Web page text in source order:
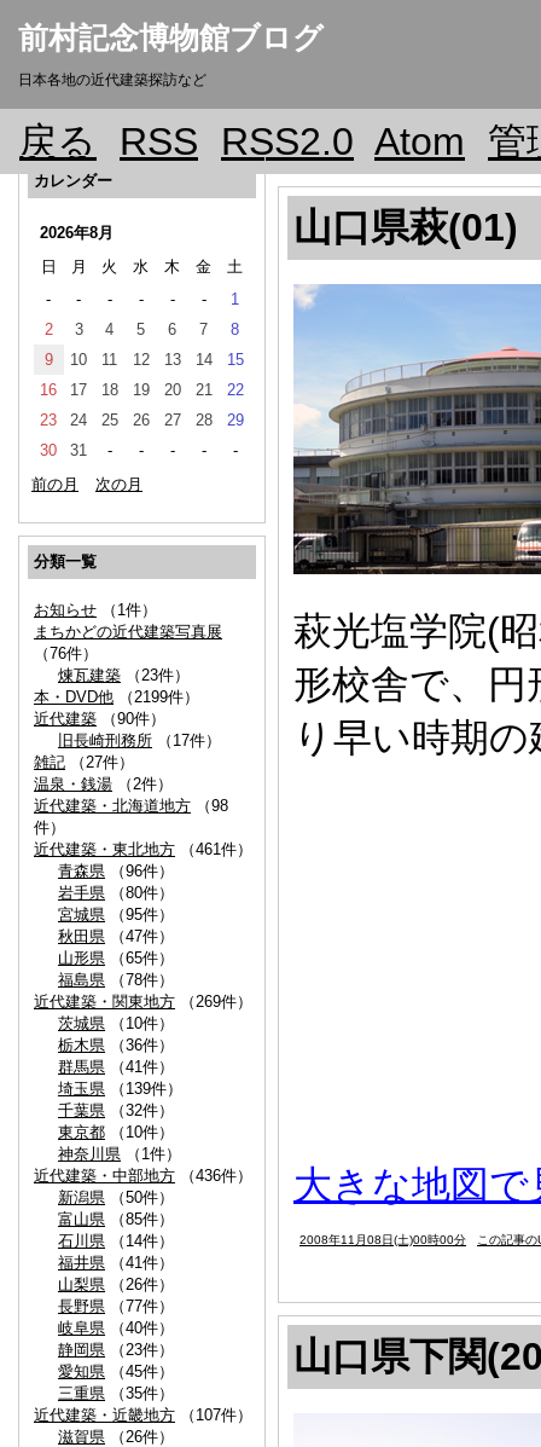
前村記念博物館ブログ
日本各地の近代建築探訪など
戻る RSS RSS2.0 Atom 管
カレンダー
2026年8月
日
月 火 水 木 金
土
-
- - - - -
1
2
3 4 5 6 7
8
9
10 11 12 13 14
15
16
17 18 19 20 21
22
23
24 25 26 27 28
29
30
31 - - - -
-
前の月
次の月
分類一覧
お知らせ （1件）
まちかどの近代建築写真展
（76件）
煉瓦建築 （23件）
本・DVD他 （2199件）
近代建築 （90件）
旧長崎刑務所 （17件）
雑記 （27件）
温泉・銭湯 （2件）
近代建築・北海道地方 （98
件）
近代建築・東北地方 （461件）
青森県 （96件）
岩手県 （80件）
宮城県 （95件）
秋田県 （47件）
山形県 （65件）
福島県 （78件）
近代建築・関東地方 （269件）
茨城県 （10件）
栃木県 （36件）
群馬県 （41件）
埼玉県 （139件）
千葉県 （32件）
東京都 （10件）
神奈川県 （1件）
近代建築・中部地方 （436件）
新潟県 （50件）
富山県 （85件）
石川県 （14件）
福井県 （41件）
山梨県 （26件）
長野県 （77件）
岐阜県 （40件）
静岡県 （23件）
愛知県 （45件）
三重県 （35件）
近代建築・近畿地方 （107件）
滋賀県 （26件）
山口県萩(01)
萩光塩学院(
形校舎で、
り早い時期
大きな地図で
2008年11月08日(土)00時00分 この記事の
山口県下関